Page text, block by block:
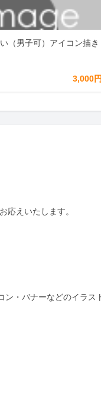
（男子可）アイコン描き
3,000
応えいたします。
ン・バナーなどのイラス